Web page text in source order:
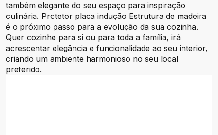
também elegante do seu espaço para inspiração
culinária. Protetor placa indução Estrutura de madeira
é o próximo passo para a evolução da sua cozinha.
Quer cozinhe para si ou para toda a família, irá
acrescentar elegância e funcionalidade ao seu interior,
criando um ambiente harmonioso no seu local
preferido.